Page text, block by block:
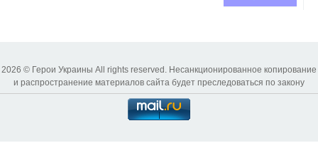
2026 © Герои Украины All rights reserved. Несанкционированное копирование
и распространение материалов сайта будет преследоваться по закону